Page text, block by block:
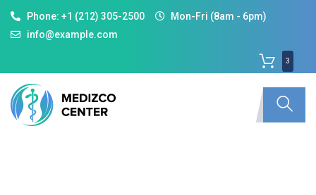
Phone: +1 (212) 305-2500
Mon-Fri (8am - 6pm)
info@example.com
3